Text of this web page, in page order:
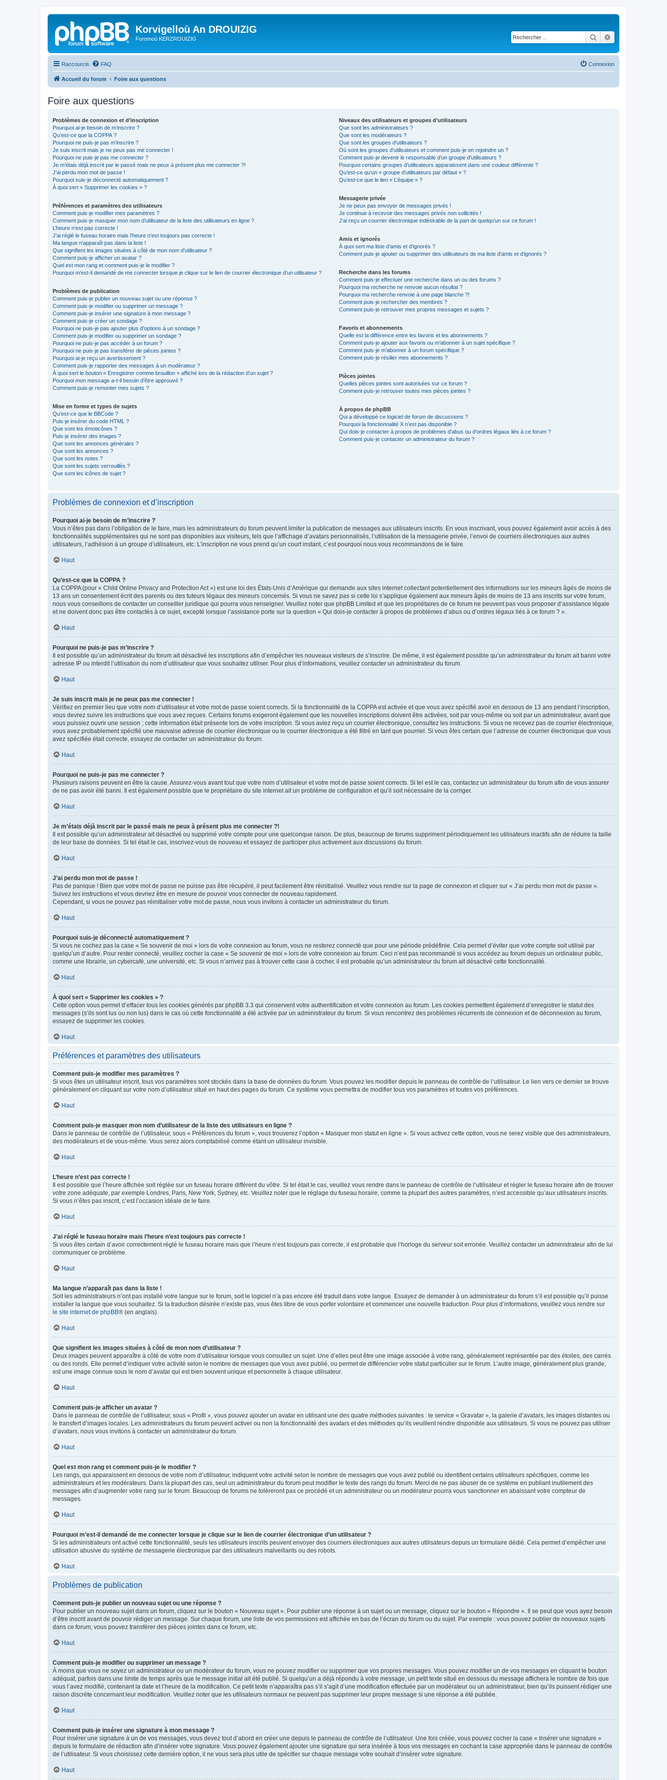
Korvigelloù An DROUIZIG
Foromoù KERZROUIZIG Rechercher
Raccourcis FAQ Connexion
Accueil du forum Foire aux questions
Foire aux questions
Problèmes de connexion et d’inscription
Pourquoi ai-je besoin de m’inscrire ?
Qu’est-ce que la COPPA ?
Pourquoi ne puis-je pas m’inscrire ?
Je suis inscrit mais je ne peux pas me connecter !
Pourquoi ne puis-je pas me connecter ?
Je m’étais déjà inscrit par le passé mais ne peux à présent plus me connecter ?!
J’ai perdu mon mot de passe !
Pourquoi suis-je déconnecté automatiquement ?
À quoi sert « Supprimer les cookies » ?
Préférences et paramètres des utilisateurs
Comment puis-je modifier mes paramètres ?
Comment puis-je masquer mon nom d’utilisateur de la liste des utilisateurs en ligne ?
L’heure n’est pas correcte !
J’ai réglé le fuseau horaire mais l’heure n’est toujours pas correcte !
Ma langue n’apparaît pas dans la liste !
Que signifient les images situées à côté de mon nom d’utilisateur ?
Comment puis-je afficher un avatar ?
Quel est mon rang et comment puis-je le modifier ?
Pourquoi m’est-il demandé de me connecter lorsque je clique sur le lien de courrier électronique d’un utilisateur ?
Problèmes de publication
Comment puis-je publier un nouveau sujet ou une réponse ?
Comment puis-je modifier ou supprimer un message ?
Comment puis-je insérer une signature à mon message ?
Comment puis-je créer un sondage ?
Pourquoi ne puis-je pas ajouter plus d’options à un sondage ?
Comment puis-je modifier ou supprimer un sondage ?
Pourquoi ne puis-je pas accéder à un forum ?
Pourquoi ne puis-je pas transférer de pièces jointes ?
Pourquoi ai-je reçu un avertissement ?
Comment puis-je rapporter des messages à un modérateur ?
À quoi sert le bouton « Enregistrer comme brouillon » affiché lors de la rédaction d’un sujet ?
Pourquoi mon message a-t-il besoin d’être approuvé ?
Comment puis-je remonter mes sujets ?
Mise en forme et types de sujets
Qu’est-ce que le BBCode ?
Puis-je insérer du code HTML ?
Que sont les émoticônes ?
Puis-je insérer des images ?
Que sont les annonces générales ?
Que sont les annonces ?
Que sont les notes ?
Que sont les sujets verrouillés ?
Que sont les icônes de sujet ?
Niveaux des utilisateurs et groupes d’utilisateurs
Que sont les administrateurs ?
Que sont les modérateurs ?
Que sont les groupes d’utilisateurs ?
Où sont les groupes d’utilisateurs et comment puis-je en rejoindre un ?
Comment puis-je devenir le responsable d’un groupe d’utilisateurs ?
Pourquoi certains groupes d’utilisateurs apparaissent dans une couleur différente ?
Qu’est-ce qu’un « groupe d’utilisateurs par défaut » ?
Qu’est-ce que le lien « L’équipe » ?
Messagerie privée
Je ne peux pas envoyer de messages privés !
Je continue à recevoir des messages privés non sollicités !
J’ai reçu un courrier électronique indésirable de la part de quelqu’un sur ce forum !
Amis et ignorés
À quoi sert ma liste d’amis et d’ignorés ?
Comment puis-je ajouter ou supprimer des utilisateurs de ma liste d’amis et d’ignorés ?
Recherche dans les forums
Comment puis-je effectuer une recherche dans un ou des forums ?
Pourquoi ma recherche ne renvoie aucun résultat ?
Pourquoi ma recherche renvoie à une page blanche ?!
Comment puis-je rechercher des membres ?
Comment puis-je retrouver mes propres messages et sujets ?
Favoris et abonnements
Quelle est la différence entre les favoris et les abonnements ?
Comment puis-je ajouter aux favoris ou m’abonner à un sujet spécifique ?
Comment puis-je m’abonner à un forum spécifique ?
Comment puis-je résilier mes abonnements ?
Pièces jointes
Quelles pièces jointes sont autorisées sur ce forum ?
Comment puis-je retrouver toutes mes pièces jointes ?
À propos de phpBB
Qui a développé ce logiciel de forum de discussions ?
Pourquoi la fonctionnalité X n’est pas disponible ?
Qui dois-je contacter à propos de problèmes d’abus ou d’ordres légaux liés à ce forum ?
Comment puis-je contacter un administrateur du forum ?
Problèmes de connexion et d’inscription
Pourquoi ai-je besoin de m’inscrire ?
Vous n’êtes pas dans l’obligation de le faire, mais les administrateurs du forum peuvent limiter la publication de messages aux utilisateurs inscrits. En vous inscrivant, vous pouvez également avoir accès à des
fonctionnalités supplémentaires qui ne sont pas disponibles aux visiteurs, tels que l’affichage d’avatars personnalisés, l’utilisation de la messagerie privée, l’envoi de courriers électroniques aux autres
utilisateurs, l’adhésion à un groupe d’utilisateurs, etc. L’inscription ne vous prend qu’un court instant, c’est pourquoi nous vous recommandons de le faire.
Haut
Qu’est-ce que la COPPA ?
La COPPA (pour « Child Online Privacy and Protection Act ») est une loi des États-Unis d’Amérique qui demande aux sites internet collectant potentiellement des informations sur les mineurs âgés de moins de
13 ans un consentement écrit des parents ou des tuteurs légaux des mineurs concernés. Si vous ne savez pas si cette loi s’applique également aux mineurs âgés de moins de 13 ans inscrits sur votre forum,
nous vous conseillons de contacter un conseiller juridique qui pourra vous renseigner. Veuillez noter que phpBB Limited et que les propriétaires de ce forum ne peuvent pas vous proposer d’assistance légale
et ne doivent donc pas être contactés à ce sujet, excepté lorsque l’assistance porte sur la question « Qui dois-je contacter à propos de problèmes d’abus ou d’ordres légaux liés à ce forum ? ».
Haut
Pourquoi ne puis-je pas m’inscrire ?
Il est possible qu’un administrateur du forum ait désactivé les inscriptions afin d’empêcher les nouveaux visiteurs de s’inscrire. De même, il est également possible qu’un administrateur du forum ait banni votre
adresse IP ou interdit l’utilisation du nom d’utilisateur que vous souhaitez utiliser. Pour plus d’informations, veuillez contacter un administrateur du forum.
Haut
Je suis inscrit mais je ne peux pas me connecter !
Vérifiez en premier lieu que votre nom d’utilisateur et votre mot de passe soient corrects. Si la fonctionnalité de la COPPA est activée et que vous avez spécifié avoir en dessous de 13 ans pendant l’inscription,
vous devrez suivre les instructions que vous avez reçues. Certains forums exigeront également que les nouvelles inscriptions doivent être activées, soit par vous-même ou soit par un administrateur, avant que
vous puissiez ouvrir une session ; cette information était présente lors de votre inscription. Si vous aviez reçu un courrier électronique, consultez les instructions. Si vous ne recevez pas de courrier électronique,
vous avez probablement spécifié une mauvaise adresse de courrier électronique ou le courrier électronique a été filtré en tant que pourriel. Si vous êtes certain que l’adresse de courrier électronique que vous
avez spécifiée était correcte, essayez de contacter un administrateur du forum.
Haut
Pourquoi ne puis-je pas me connecter ?
Plusieurs raisons peuvent en être la cause. Assurez-vous avant tout que votre nom d’utilisateur et votre mot de passe soient corrects. Si tel est le cas, contactez un administrateur du forum afin de vous assurer
de ne pas avoir été banni. Il est également possible que le propriétaire du site internet ait un problème de configuration et qu’il soit nécessaire de la corriger.
Haut
Je m’étais déjà inscrit par le passé mais ne peux à présent plus me connecter ?!
Il est possible qu’un administrateur ait désactivé ou supprimé votre compte pour une quelconque raison. De plus, beaucoup de forums suppriment périodiquement les utilisateurs inactifs afin de réduire la taille
de leur base de données. Si tel était le cas, inscrivez-vous de nouveau et essayez de participer plus activement aux discussions du forum.
Haut
J’ai perdu mon mot de passe !
Pas de panique ! Bien que votre mot de passe ne puisse pas être récupéré, il peut facilement être réinitialisé. Veuillez vous rendre sur la page de connexion et cliquer sur « J’ai perdu mon mot de passe ».
Suivez les instructions et vous devriez être en mesure de pouvoir vous connecter de nouveau rapidement.
Cependant, si vous ne pouvez pas réinitialiser votre mot de passe, nous vous invitons à contacter un administrateur du forum.
Haut
Pourquoi suis-je déconnecté automatiquement ?
Si vous ne cochez pas la case « Se souvenir de moi » lors de votre connexion au forum, vous ne resterez connecté que pour une période prédéfinie. Cela permet d’éviter que votre compte soit utilisé par
quelqu’un d’autre. Pour rester connecté, veuillez cocher la case « Se souvenir de moi » lors de votre connexion au forum. Ceci n’est pas recommandé si vous accédez au forum depuis un ordinateur public,
comme une librairie, un cybercafé, une université, etc. Si vous n’arrivez pas à trouver cette case à cocher, il est probable qu’un administrateur du forum ait désactivé cette fonctionnalité.
Haut
À quoi sert « Supprimer les cookies » ?
Cette option vous permet d’effacer tous les cookies générés par phpBB 3.3 qui conservent votre authentification et votre connexion au forum. Les cookies permettent également d’enregistrer le statut des
messages (s’ils sont lus ou non lus) dans le cas où cette fonctionnalité a été activée par un administrateur du forum. Si vous rencontrez des problèmes récurrents de connexion et de déconnexion au forum,
essayez de supprimer les cookies.
Haut
Préférences et paramètres des utilisateurs
Comment puis-je modifier mes paramètres ?
Si vous êtes un utilisateur inscrit, tous vos paramètres sont stockés dans la base de données du forum. Vous pouvez les modifier depuis le panneau de contrôle de l’utilisateur. Le lien vers ce dernier se trouve
généralement en cliquant sur votre nom d’utilisateur situé en haut des pages du forum. Ce système vous permettra de modifier tous vos paramètres et toutes vos préférences.
Haut
Comment puis-je masquer mon nom d’utilisateur de la liste des utilisateurs en ligne ?
Dans le panneau de contrôle de l’utilisateur, sous « Préférences du forum », vous trouverez l’option « Masquer mon statut en ligne ». Si vous activez cette option, vous ne serez visible que des administrateurs,
des modérateurs et de vous-même. Vous serez alors comptabilisé comme étant un utilisateur invisible.
Haut
L’heure n’est pas correcte !
Il est possible que l’heure affichée soit réglée sur un fuseau horaire différent du vôtre. Si tel était le cas, veuillez vous rendre dans le panneau de contrôle de l’utilisateur et régler le fuseau horaire afin de trouver
votre zone adéquate, par exemple Londres, Paris, New York, Sydney, etc. Veuillez noter que le réglage du fuseau horaire, comme la plupart des autres paramètres, n’est accessible qu’aux utilisateurs inscrits.
Si vous n’êtes pas inscrit, c’est l’occasion idéale de le faire.
Haut
J’ai réglé le fuseau horaire mais l’heure n’est toujours pas correcte !
Si vous êtes certain d’avoir correctement réglé le fuseau horaire mais que l’heure n’est toujours pas correcte, il est probable que l’horloge du serveur soit erronée. Veuillez contacter un administrateur afin de lui
communiquer ce problème.
Haut
Ma langue n’apparaît pas dans la liste !
Soit les administrateurs n’ont pas installé votre langue sur le forum, soit le logiciel n’a pas encore été traduit dans votre langue. Essayez de demander à un administrateur du forum s’il est possible qu’il puisse
installer la langue que vous souhaitez. Si la traduction désirée n’existe pas, vous êtes libre de vous porter volontaire et commencer une nouvelle traduction. Pour plus d’informations, veuillez vous rendre sur
le site internet de phpBB® (en anglais).
Haut
Que signifient les images situées à côté de mon nom d’utilisateur ?
Deux images peuvent apparaître à côté de votre nom d’utilisateur lorsque vous consultez un sujet. Une d’elles peut être une image associée à votre rang, généralement représentée par des étoiles, des carrés
ou des ronds. Elle permet d’indiquer votre activité selon le nombre de messages que vous avez publié, ou permet de différencier votre statut particulier sur le forum. L’autre image, généralement plus grande,
est une image connue sous le nom d’avatar qui est bien souvent unique et personnelle à chaque utilisateur.
Haut
Comment puis-je afficher un avatar ?
Dans le panneau de contrôle de l’utilisateur, sous « Profil », vous pouvez ajouter un avatar en utilisant une des quatre méthodes suivantes : le service « Gravatar », la galerie d’avatars, les images distantes ou
le transfert d’images locales. Les administrateurs du forum peuvent activer ou non la fonctionnalité des avatars et des méthodes qu’ils veuillent rendre disponible aux utilisateurs. Si vous ne pouvez pas utiliser
d’avatars, nous vous invitons à contacter un administrateur du forum.
Haut
Quel est mon rang et comment puis-je le modifier ?
Les rangs, qui apparaissent en dessous de votre nom d’utilisateur, indiquent votre activité selon le nombre de messages que vous avez publié ou identifient certains utilisateurs spécifiques, comme les
administrateurs et les modérateurs. Dans la plupart des cas, seul un administrateur du forum peut modifier le texte des rangs du forum. Merci de ne pas abuser de ce système en publiant inutilement des
messages afin d’augmenter votre rang sur le forum. Beaucoup de forums ne toléreront pas ce procédé et un administrateur ou un modérateur pourra vous sanctionner en abaissant votre compteur de
messages.
Haut
Pourquoi m’est-il demandé de me connecter lorsque je clique sur le lien de courrier électronique d’un utilisateur ?
Si les administrateurs ont activé cette fonctionnalité, seuls les utilisateurs inscrits peuvent envoyer des courriers électroniques aux autres utilisateurs depuis un formulaire dédié. Cela permet d’empêcher une
utilisation abusive du système de messagerie électronique par des utilisateurs malveillants ou des robots.
Haut
Problèmes de publication
Comment puis-je publier un nouveau sujet ou une réponse ?
Pour publier un nouveau sujet dans un forum, cliquez sur le bouton « Nouveau sujet ». Pour publier une réponse à un sujet ou un message, cliquez sur le bouton « Répondre ». Il se peut que vous ayez besoin
d’être inscrit avant de pouvoir rédiger un message. Sur chaque forum, une liste de vos permissions est affichée en bas de l’écran du forum ou du sujet. Par exemple : vous pouvez publier de nouveaux sujets
dans ce forum, vous pouvez transférer des pièces jointes dans ce forum, etc.
Haut
Comment puis-je modifier ou supprimer un message ?
À moins que vous ne soyez un administrateur ou un modérateur du forum, vous ne pouvez modifier ou supprimer que vos propres messages. Vous pouvez modifier un de vos messages en cliquant le bouton
adéquat, parfois dans une limite de temps après que le message initial ait été publié. Si quelqu’un a déjà répondu à votre message, un petit texte situé en dessous du message affichera le nombre de fois que
vous l’avez modifié, contenant la date et l’heure de la modification. Ce petit texte n’apparaîtra pas s’il s’agit d’une modification effectuée par un modérateur ou un administrateur, bien qu’ils puissent rédiger une
raison discrète concernant leur modification. Veuillez noter que les utilisateurs normaux ne peuvent pas supprimer leur propre message si une réponse a été publiée.
Haut
Comment puis-je insérer une signature à mon message ?
Pour insérer une signature à un de vos messages, vous devez tout d’abord en créer une depuis le panneau de contrôle de l’utilisateur. Une fois créée, vous pouvez cocher la case « Insérer une signature »
depuis le formulaire de rédaction afin d’insérer votre signature. Vous pouvez également ajouter une signature qui sera insérée à tous vos messages en cochant la case appropriée dans le panneau de contrôle
de l’utilisateur. Si vous choisissez cette dernière option, il ne vous sera plus utile de spécifier sur chaque message votre souhait d’insérer votre signature.
Haut